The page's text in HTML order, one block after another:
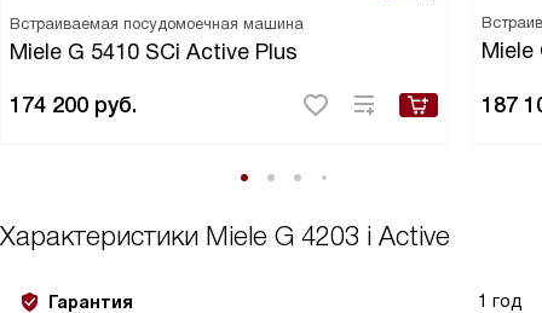
Встраиваемая посудомоечная машина
Miele G 5410 SCi Active Plus
174 200 руб.
Miele
187
Характеристики Miele G 4203 i Active
Гарантия 1 год